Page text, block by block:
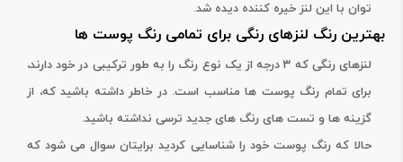
توان با این لنز خیره کننده دیده شد.
بهترین رنگ لنزهای رنگی برای تمامی رنگ پوست ها
لنزهای رنگی که ۳ درجه از یک نوع رنگ را به طور ترکیبی در خود دارند،
برای تمام رنگ پوست ها مناسب است. در خاطر داشته باشید که، از
گزینه ها و تست های رنگ های جدید ترسی نداشته باشید.
حالا که رنگ پوست خود را شناسایی کردید برایتان سوال می شود که